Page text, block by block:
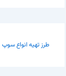
طرز تهیه انواع سوپ